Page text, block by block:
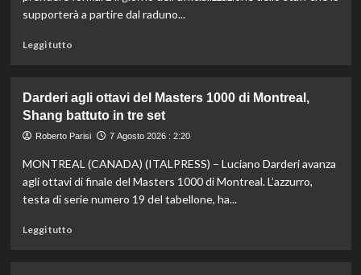
fondo,
nella
gara
maschile
supporterà a partire dal raduno...
Leggi tuttoLeggi
Nazionale,
ecco
lo
di
Mancini:
Bollini
Darderi agli ottavi del Masters 1000 di Montreal,
Shang battuto in tre set
Roberto Parisi 7 Agosto 2026 : 2:20
MONTREAL (CANADA) (ITALPRESS) – Luciano Darderi avanza
agli ottavi di finale del Masters 1000 di Montreal. L’azzurro,
testa di serie numero 19 del tabellone, ha...
Leggi tuttoLeggi